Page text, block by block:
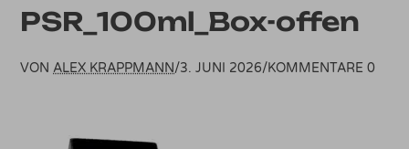
PSR_100ml_Box-offen
VONALEX KRAPPMANN/3. JUNI 2026/KOMMENTARE 0